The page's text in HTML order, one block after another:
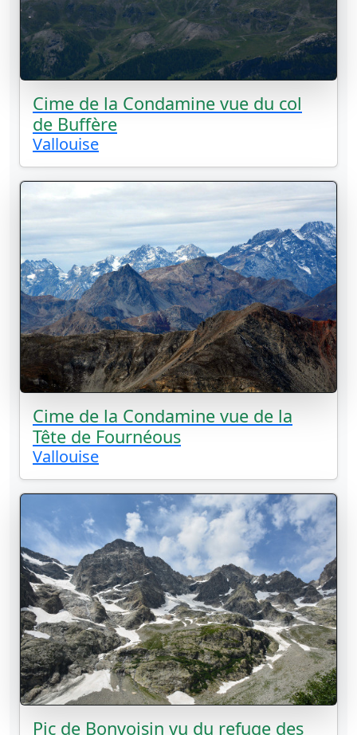
Cime de la Condamine vue du col
de Buffère
Vallouise
Cime de la Condamine vue de la
Tête de Fournéous
Vallouise
Pic de Bonvoisin vu du refuge des